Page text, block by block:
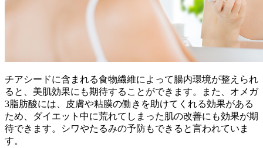
チアシードに含まれる食物繊維によって腸内環境が整えられ
ると、美肌効果にも期待することができます。また、オメガ
3脂肪酸には、皮膚や粘膜の働きを助けてくれる効果がある
ため、ダイエット中に荒れてしまった肌の改善にも効果が期
待できます。シワやたるみの予防もできると言われていま
す。